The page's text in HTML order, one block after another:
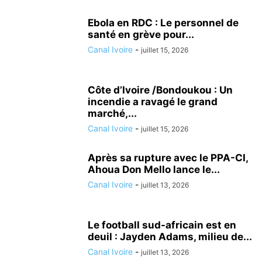
Ebola en RDC : Le personnel de
santé en grève pour...
Canal Ivoire - juillet 15, 2026
Côte d’Ivoire /Bondoukou : Un
incendie a ravagé le grand
marché,...
Canal Ivoire - juillet 15, 2026
Après sa rupture avec le PPA-CI,
Ahoua Don Mello lance le...
Canal Ivoire - juillet 13, 2026
Le football sud-africain est en
deuil : Jayden Adams, milieu de...
Canal Ivoire - juillet 13, 2026